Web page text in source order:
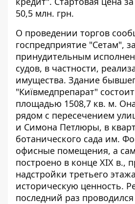
50,5 млн. грн.
О проведении торгов
госпредприятие "Сетам",
принудительным
судов, в частности,
имущества. Здание
"Київмедпрепарат"
площадью 1508,7 кв. м.
рядом с пересечением
и Симона Петлюры, в
ботанического сада им.
офисные помещения, а
построено в конце XIX в.,
надстройки третьего
историческую ценность.
последний раз проводился